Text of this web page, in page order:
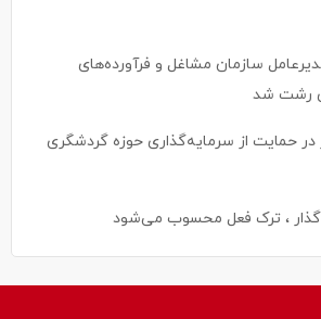
سازمان مشاغل و فرآورده‌های
رشت شد
حمایت از سرمایه‌گذاری حوزه گردشگری
، ترک فعل محسوب می‌شود